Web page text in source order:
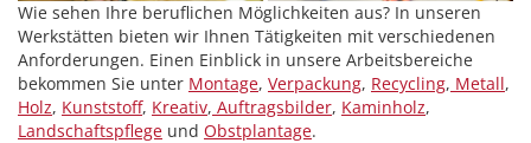
Wie sehen Ihre beruflichen Möglichkeiten aus? In unseren
Werkstätten bieten wir Ihnen Tätigkeiten mit verschiedenen
Anforderungen. Einen Einblick in unsere Arbeitsbereiche
bekommen Sie unter Montage, Verpackung, Recycling, Metall,
Holz, Kunststoff, Kreativ, Auftragsbilder, Kaminholz,
Landschaftspflege und Obstplantage.